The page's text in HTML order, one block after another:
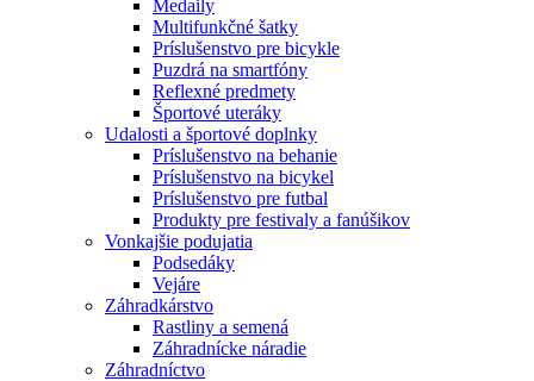
Medaily
Multifunkčné šatky
Príslušenstvo pre bicykle
Puzdrá na smartfóny
Reflexné predmety
Športové uteráky
Udalosti a športové doplnky
Príslušenstvo na behanie
Príslušenstvo na bicykel
Príslušenstvo pre futbal
Produkty pre festivaly a fanúšikov
Vonkajšie podujatia
Podsedáky
Vejáre
Záhradkárstvo
Rastliny a semená
Záhradnícke náradie
Záhradníctvo